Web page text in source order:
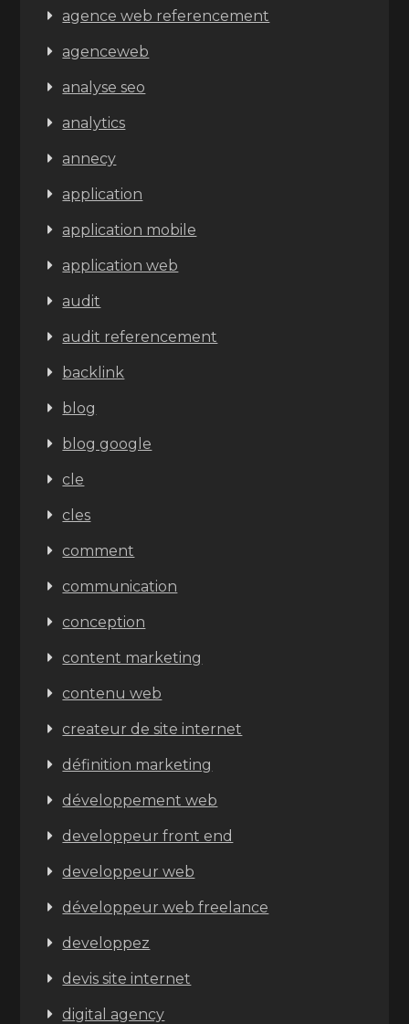
agence web referencement
agenceweb
analyse seo
analytics
annecy
application
application mobile
application web
audit
audit referencement
backlink
blog
blog google
cle
cles
comment
communication
conception
content marketing
contenu web
createur de site internet
définition marketing
développement web
developpeur front end
developpeur web
développeur web freelance
developpez
devis site internet
digital agency